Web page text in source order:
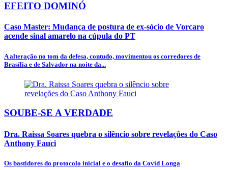
EFEITO DOMINÓ
Caso Master: Mudança de postura de ex-sócio de Vorcaro
acende sinal amarelo na cúpula do PT
A alteração no tom da defesa, contudo, movimentou os corredores de
Brasília e de Salvador na noite da...
SOUBE-SE A VERDADE
Dra. Raissa Soares quebra o silêncio sobre revelações do Caso
Anthony Fauci
Os bastidores do protocolo inicial e o desafio da Covid Longa